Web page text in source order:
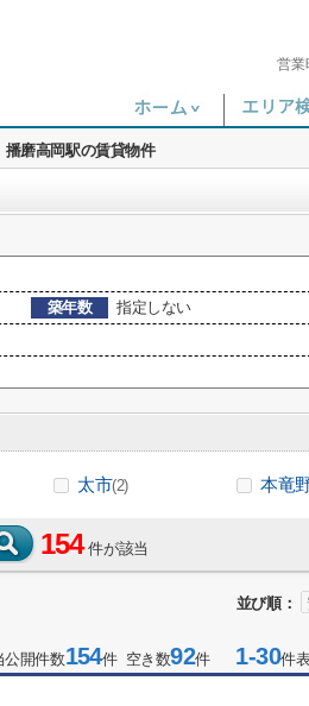
営業
播磨高岡駅の賃貸物件
築年数
指定しない
太市(2) 本竜
154 件が該当
並び順：
公開件数154件 空き数92件1-30件